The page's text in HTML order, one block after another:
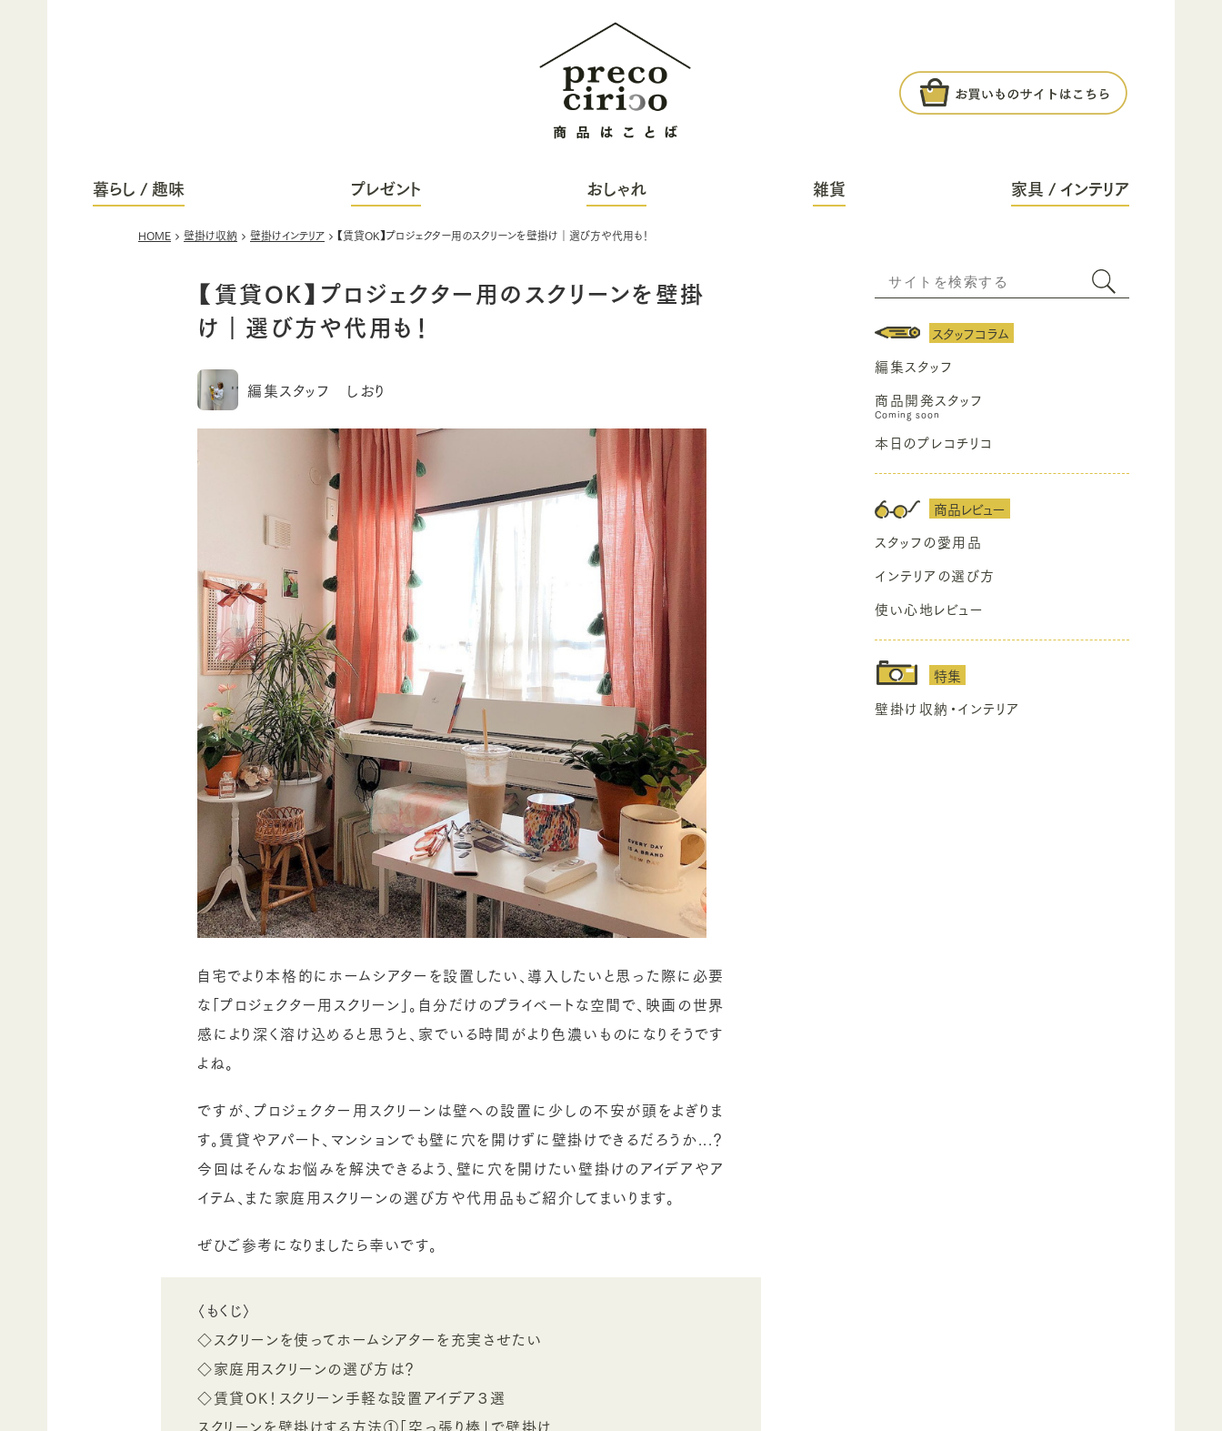
暮らし / 趣味 プレゼント おしゃれ 雑貨 家具 / インテリア
HOME 壁掛け収納 壁掛けインテリア 【賃貸OK】プロジェクター用のスクリーンを壁掛け｜選び方や代用も！
【賃貸OK】プロジェクター用のスクリーンを壁掛
け｜選び方や代用も！
編集スタッフ しおり
自宅でより本格的にホームシアターを設置したい、導入したいと思った際に必要
な「プロジェクター用スクリーン」。自分だけのプライベートな空間で、映画の世界
感により深く溶け込めると思うと、家でいる時間がより色濃いものになりそうです
よね。
ですが、プロジェクター用スクリーンは壁への設置に少しの不安が頭をよぎりま
す。賃貸やアパート、マンションでも壁に穴を開けずに壁掛けできるだろうか...？
今回はそんなお悩みを解決できるよう、壁に穴を開けたい壁掛けのアイデアやア
イテム、また家庭用スクリーンの選び方や代用品もご紹介してまいります。
ぜひご参考になりましたら幸いです。
〈もくじ〉
◇スクリーンを使ってホームシアターを充実させたい
◇家庭用スクリーンの選び方は？
◇賃貸OK！スクリーン手軽な設置アイデア３選
スクリーンを壁掛けする方法①「突っ張り棒」で壁掛け
スタッフコラム
編集スタッフ
商品開発スタッフ
本日のプレコチリコ
商品レビュー
スタッフの愛用品
インテリアの選び方
使い心地レビュー
特集
壁掛け収納・インテリア